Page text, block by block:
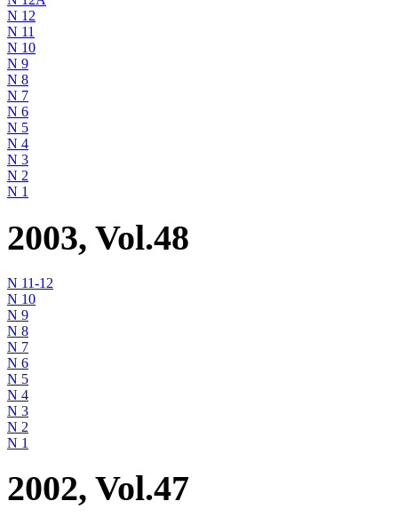
N 12
N 11
N 10
N 9
N 8
N 7
N 6
N 5
N 4
N 3
N 2
N 1
2003, Vol.48
N 11-12
N 10
N 9
N 8
N 7
N 6
N 5
N 4
N 3
N 2
N 1
2002, Vol.47